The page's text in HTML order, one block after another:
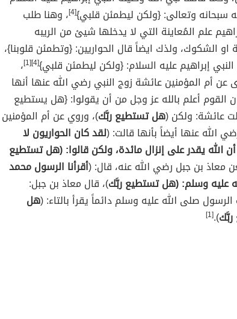
سبحانه وتعالى: {ولكن ليطمئن قلبي}[4] ، وهنا طلب
علم المُعاينة التي لا يدخلها شيئ من الريبه
او الشكوك، ولذك ايضاً قال الحواريين: {وتطمئن قلوبنا}،
إبراهيم عليه السلام: {ولكن ليطمئن قلبي}[4][1]
،
عن أم المؤمنين عائشة زوج النبي رضي الله عنها أنها
القوم أعلم بالله عز وجل من أن يقولوا: {هل يستطيع
عائشة: ولكن (هل تستطيع ربَّك)، وروي عن أم المؤمنين
الله عنها أيضاً بأنها قالت: (لقد كان الحواريون لا
الله يقدر على إنزال مائدة، ولكن قالوا: (هل تستطيع
معاذ بن جبل رضي الله عنه، قال: (أقرأنا الرسول محمد
عليه وسلم: (هل تستطيع ربَّك)، قال معاذ بن جبل:
صلى الله عليه وسلم دائماً يقرأ بالتاء: (هل
).
[1]